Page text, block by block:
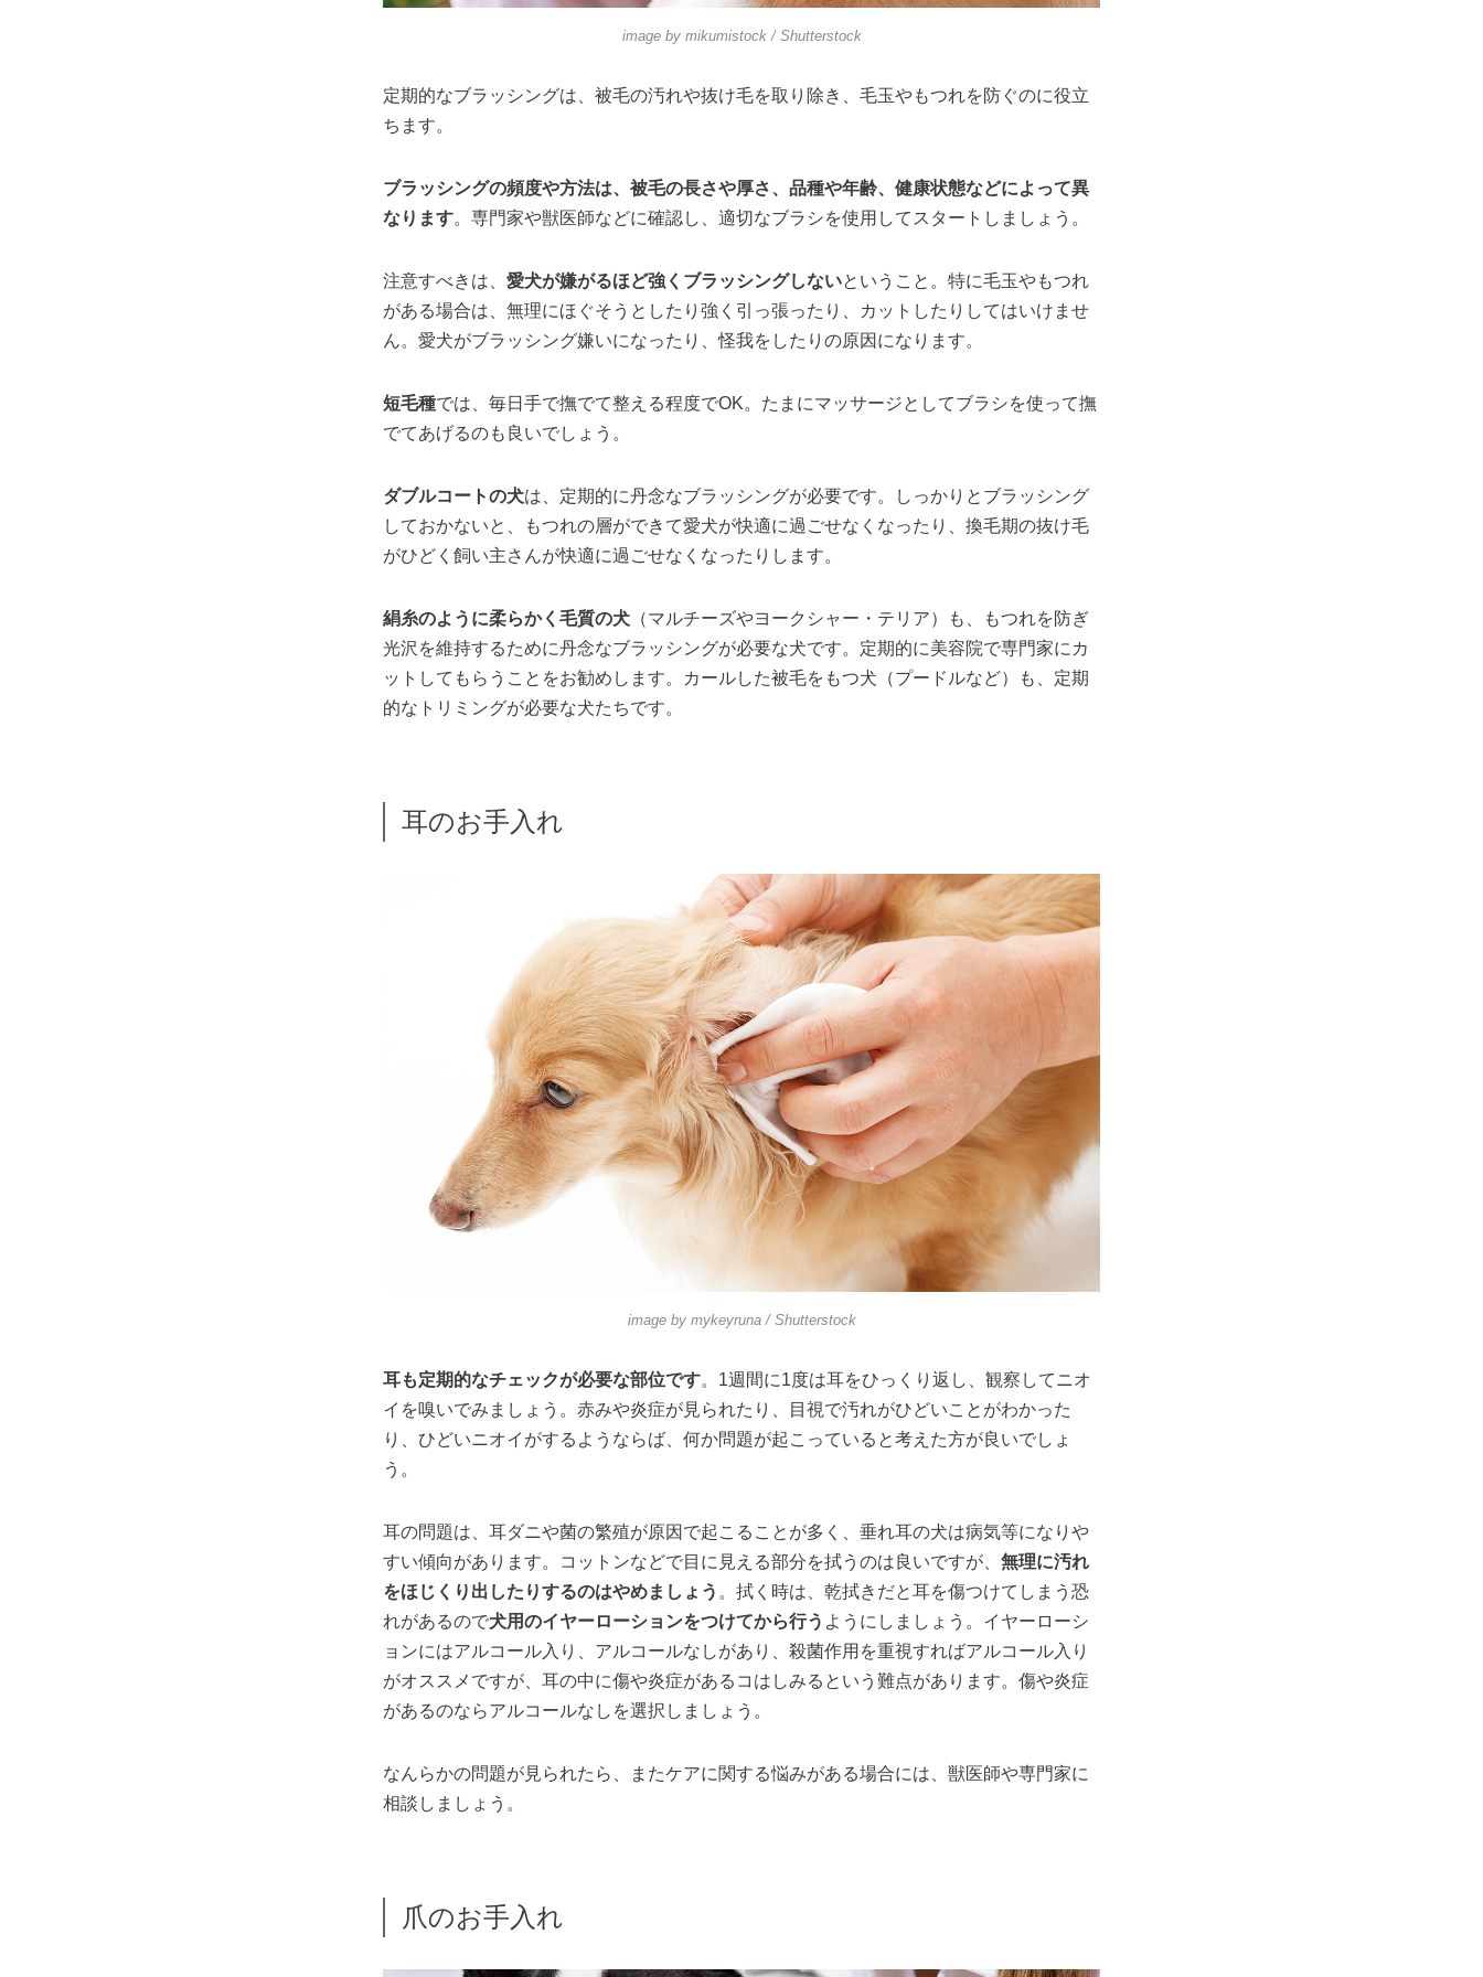
image by mikumistock/ Shutterstock
定期的なブラッシングは、被毛の汚れや抜け毛を取り除き、毛玉やもつれを防ぐのに役立
ちます。
ブラッシングの頻度や方法は、被毛の長さや厚さ、品種や年齢、健康状態などによって異
なります。専門家や獣医師などに確認し、適切なブラシを使用してスタートしましょう。
注意すべきは、 愛犬が嫌がるほど強くブラッシングしないということ。特に毛玉やもつれ
がある場合は、無理にほぐそうとしたり強く引っ張ったり、カットしたりしてはいけませ
ん。愛犬がブラッシング嫌いになったり、怪我をしたりの原因になります。
短毛種では、毎日手で撫でて整える程度でOK。たまにマッサージとしてブラシを使って撫
でてあげるのも良いでしょう。
ダブルコートの犬は、定期的に丹念なブラッシングが必要です。しっかりとブラッシング
しておかないと、もつれの層ができて愛犬が快適に過ごせなくなったり、換毛期の抜け毛
がひどく飼い主さんが快適に過ごせなくなったりします。
絹糸のように柔らかく毛質の犬 （マルチーズやヨークシャー・テリア）も、もつれを防ぎ
光沢を維持するために丹念なブラッシングが必要な犬です。定期的に美容院で専門家にカ
ットしてもらうことをお勧めします。カールした被毛をもつ犬（プードルなど）も、定期
的なトリミングが必要な犬たちです。
耳のお手入れ
image by mykeyruna/ Shutterstock
耳も定期的なチェックが必要な部位です。1週間に1度は耳をひっくり返し、観察してニオ
イを嗅いでみましょう。赤みや炎症が見られたり、目視で汚れがひどいことがわかった
り、ひどいニオイがするようならば、何か問題が起こっていると考えた方が良いでしょ
う。
耳の問題は、耳ダニや菌の繁殖が原因で起こることが多く、垂れ耳の犬は病気等になりや
すい傾向があります。コットンなどで目に見える部分を拭うのは良いですが、 無理に汚れ
をほじくり出したりするのはやめましょう 。拭く時は、乾拭きだと耳を傷つけてしまう恐
れがあるので犬用のイヤーローションをつけてから行う ようにしましょう。イヤーローシ
ョンにはアルコール入り、アルコールなしがあり、殺菌作用を重視すればアルコール入り
がオススメですが、耳の中に傷や炎症があるコはしみるという難点があります。傷や炎症
があるのならアルコールなしを選択しましょう。
なんらかの問題が見られたら、またケアに関する悩みがある場合には、獣医師や専門家に
相談しましょう。
爪のお手入れ